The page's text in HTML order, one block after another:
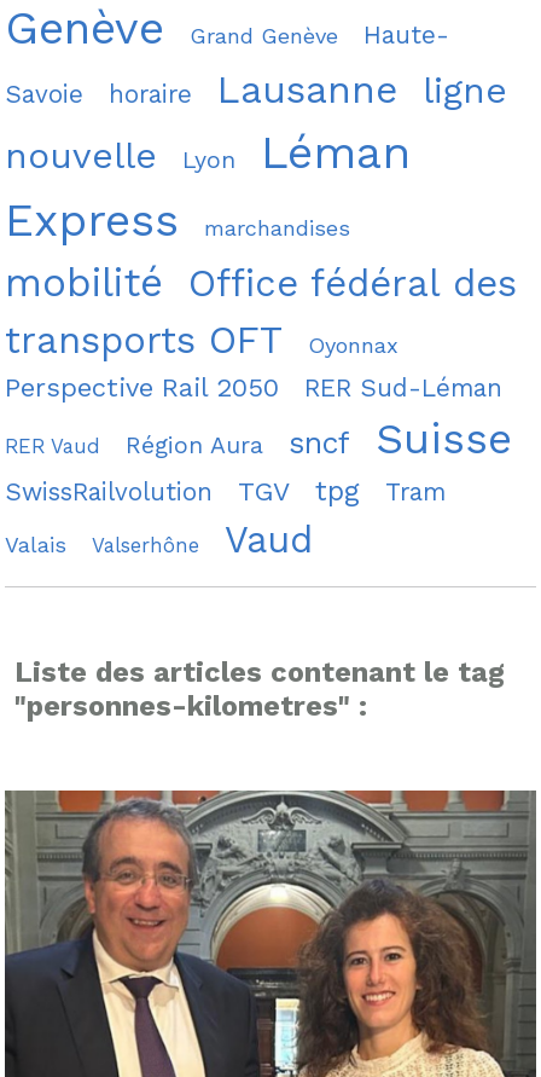
Genève Grand Genève Haute-
Savoie horaire Lausanne
ligne
nouvelle
Lyon
Léman
Express
marchandises
mobilité
Office fédéral des
transports OFT
Oyonnax
Perspective Rail 2050 RER Sud-Léman
RER Vaud Région Aura sncf Suisse
SwissRailvolution TGV tpg Tram
Valais Valserhône Vaud
Liste des articles contenant le tag
"personnes-kilometres" :